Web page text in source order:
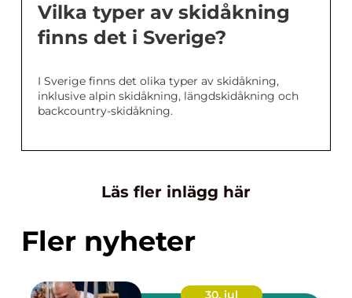
Vilka typer av skidåkning
finns det i Sverige?
I Sverige finns det olika typer av skidåkning,
inklusive alpin skidåkning, längdskidåkning och
backcountry-skidåkning.
Läs fler inlägg här
Fler nyheter
30. jul